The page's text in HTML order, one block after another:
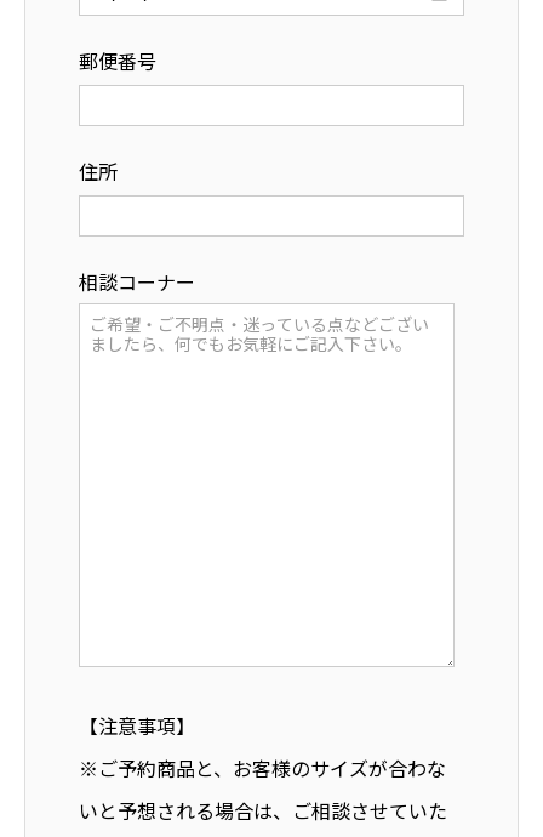
郵便番号
住所
相談コーナー
【注意事項】
※ご予約商品と、お客様のサイズが合わな
いと予想される場合は、ご相談させていた